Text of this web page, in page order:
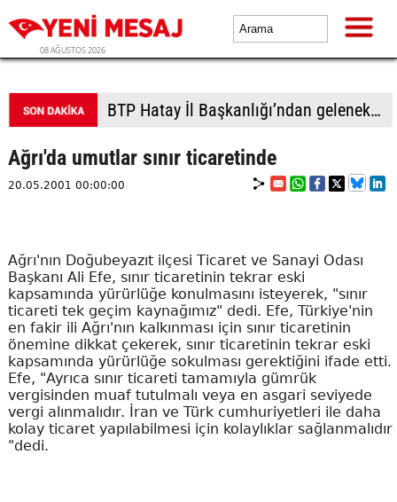
08 AĞUSTOS 2026
BTP Hatay İl Başkanlığı’ndan geleneksel piknik organizasyonu: Gençlere sertifikaları verildi
Ağrı'da umutlar sınır ticaretinde
20.05.2001 00:00:00
Ağrı'nın Doğubeyazıt ilçesi Ticaret ve Sanayi Odası
Başkanı Ali Efe, sınır ticaretinin tekrar eski
kapsamında yürürlüğe konulmasını isteyerek, "sınır
ticareti tek geçim kaynağımız" dedi. Efe, Türkiye'nin
en fakir ili Ağrı'nın kalkınması için sınır ticaretinin
önemine dikkat çekerek, sınır ticaretinin tekrar eski
kapsamında yürürlüğe sokulması gerektiğini ifade etti.
Efe, "Ayrıca sınır ticareti tamamıyla gümrük
vergisinden muaf tutulmalı veya en asgari seviyede
vergi alınmalıdır. İran ve Türk cumhuriyetleri ile daha
kolay ticaret yapılabilmesi için kolaylıklar sağlanmalıdır
"dedi.